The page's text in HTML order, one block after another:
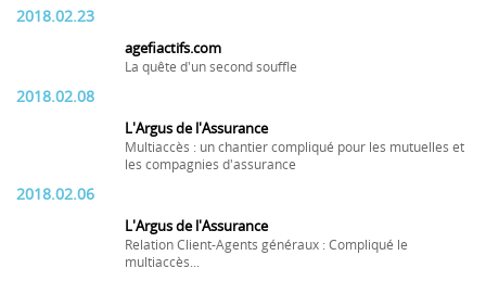
2018.02.23
agefiactifs.com
La quête d'un second souffle
2018.02.08
L'Argus de l'Assurance
Multiaccès : un chantier compliqué pour les mutuelles et
les compagnies d'assurance
2018.02.06
L'Argus de l'Assurance
Relation Client-Agents généraux : Compliqué le
multiaccès...